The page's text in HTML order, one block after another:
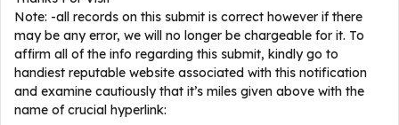
Note: -all records on this submit is correct however if there
may be any error, we will no longer be chargeable for it. To
affirm all of the info regarding this submit, kindly go to
handiest reputable website associated with this notification
and examine cautiously that it’s miles given above with the
name of crucial hyperlink: